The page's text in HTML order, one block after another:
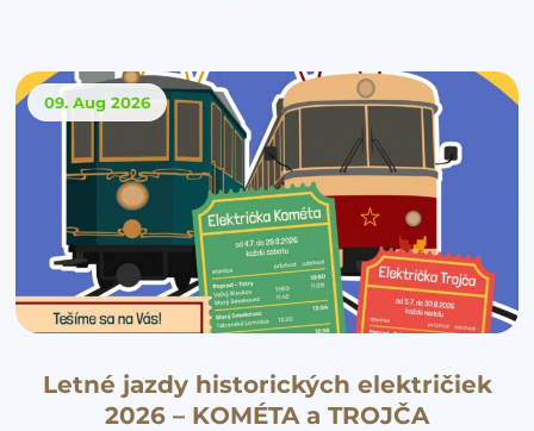
09. Aug 2026
Letné jazdy historických električiek
2026 – KOMÉTA a TROJČA